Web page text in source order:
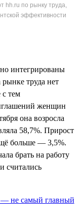
hh.ru по рынку труда,
эффективности
интегрированы
труда нет
с тем
женщин
она возросла
58,7%. Прирост
больше — 3,5%.
брать на работу
считались